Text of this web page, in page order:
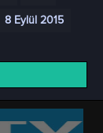
8 Eylül 2015